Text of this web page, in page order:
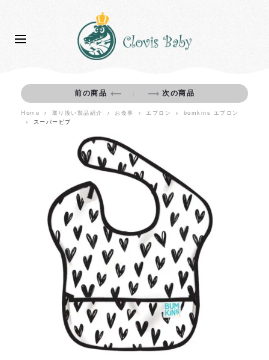
前の商品 次の商品
Home 取り扱い製品紹介 お食事 エプロン
bumkins エプロン
スーパービブ